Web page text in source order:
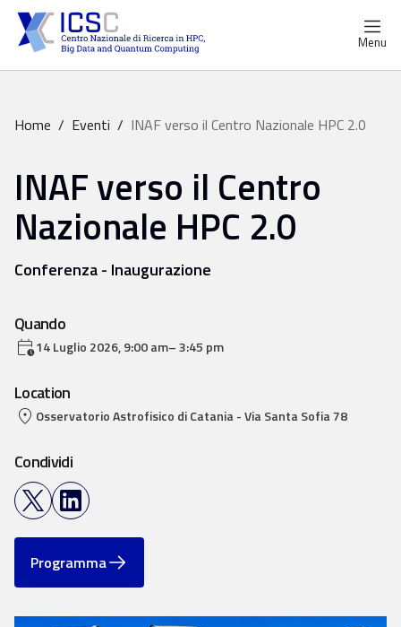
Menu
Home / Eventi / INAF verso il Centro Nazionale HPC 2.0
INAF verso il Centro
Nazionale HPC 2.0
Conferenza Inaugurazione
Quando
14 Luglio 2026, 9:00 am– 3:45 pm
Location
Osservatorio Astrofisico di Catania - Via Santa Sofia 78
Condividi
Programma